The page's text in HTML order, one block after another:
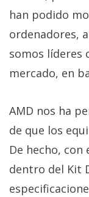
han podido
ordenadores,
somos líderes
mercado, en
AMD nos ha
de que los
De hecho,
dentro del Kit